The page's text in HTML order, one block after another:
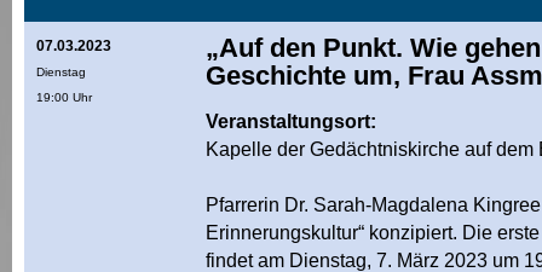
07.03.2023
Dienstag
19:00 Uhr
„Auf den Punkt. Wie
Geschichte um, Frau
Veranstaltungsort:
Kapelle der Gedächtniskirche auf dem
Pfarrerin Dr. Sarah-Magdalena
Erinnerungskultur“ konzipiert. Die
findet am Dienstag, 7. März 2023 um